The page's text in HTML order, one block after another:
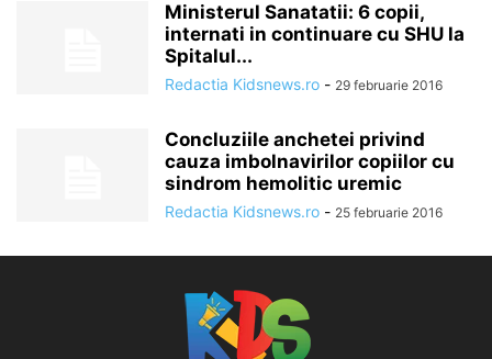
Ministerul Sanatatii: 6 copii,
internati in continuare cu SHU la
Spitalul...
Redactia Kidsnews.ro - 29 februarie 2016
Concluziile anchetei privind
cauza imbolnavirilor copiilor cu
sindrom hemolitic uremic
Redactia Kidsnews.ro - 25 februarie 2016